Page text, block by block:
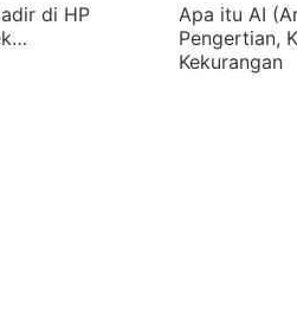
di HP
Apa itu AI
Pengertian,
Kekurangan